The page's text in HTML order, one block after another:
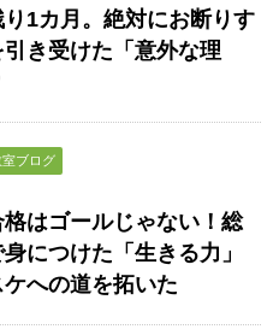
1カ月。絶対にお断りす
き受けた「意外な理
室ブログ
はゴールじゃない！総
につけた「生きる力」
への道を拓いた